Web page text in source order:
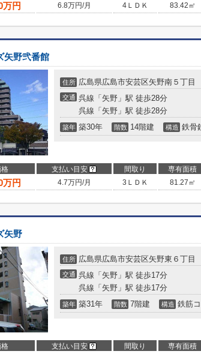
万円 6.8万円/月 4ＬＤＫ 83.42㎡
矢野弐番館
住所 広島県広島市安芸区矢野南５丁目
交通 呉線「矢野」駅 徒歩28分
呉線「矢野」駅 徒歩28分
築年 築30年 階数 14階建 構造 鉄骨
支払い目安 間取り 専有面積
万円 4.7万円/月 3ＬＤＫ 81.27㎡
矢野
住所 広島県広島市安芸区矢野東６丁目
交通 呉線「矢野」駅 徒歩17分
呉線「矢野」駅 徒歩17分
築年 築31年 階数 7階建 構造 鉄筋
支払い目安 間取り 専有面積